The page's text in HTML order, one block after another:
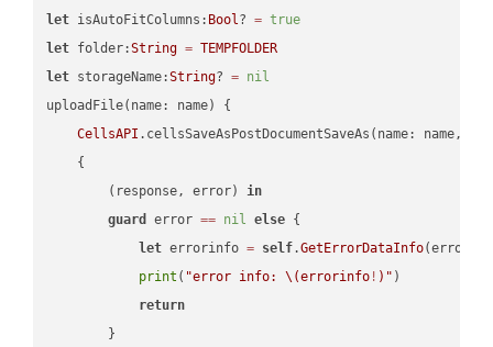
let isAutoFitColumns: Bool? = true
let folder:String = TEMPFOLDER
let storageName:String? = nil
uploadFile(name: name) {
CellsAPI .cellsSaveAsPostDocumentSaveAs(name:
    {
        (response, error)
in
guard
error == nil else {
let errorinfo = self.GetErrorDataInfo(error:
print ( "error info: \(errorinfo ! ) " )
return
        }